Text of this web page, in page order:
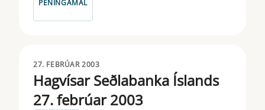
PENINGAMÁL
27. FEBRÚAR 2003
Hagvísar Seðlabanka Íslands
27. febrúar 2003